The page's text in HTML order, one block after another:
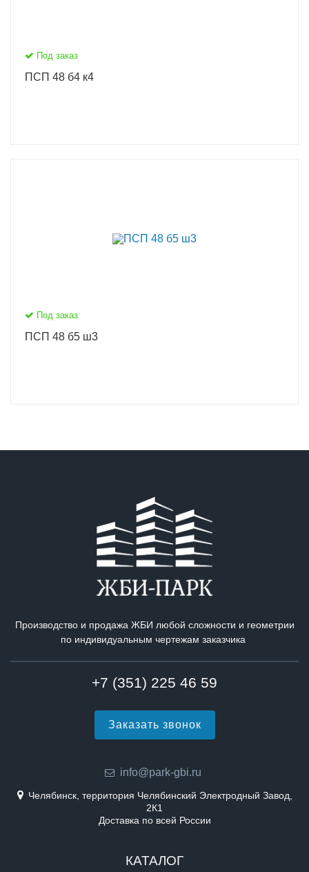
Под заказ
ПСП 48 б4 к4
Под заказ
ПСП 48 б5 ш3
Производство и продажа ЖБИ любой сложности и геометрии
по индивидуальным чертежам заказчика
+7 (351) 225 46 59
Заказать звонок
info@park-gbi.ru
Челябинск, территория Челябинский Электродный Завод,
2К1
Доставка по всей России
КАТАЛОГ